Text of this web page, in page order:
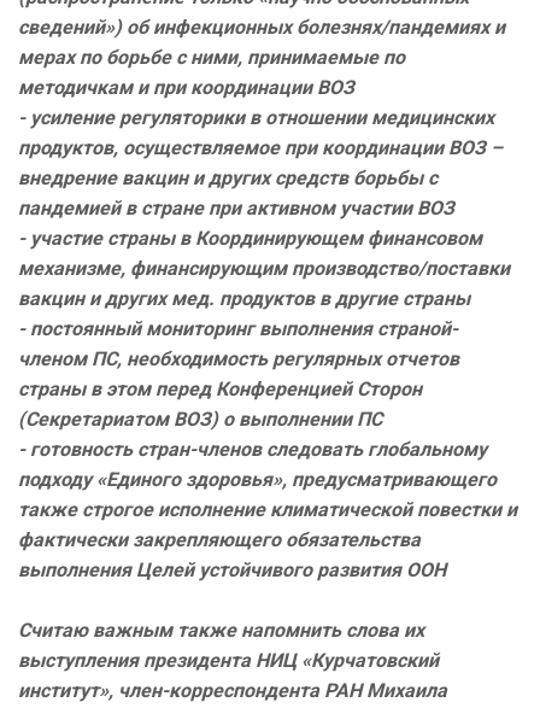
сведений») об инфекционных болезнях/пандемиях и
мерах по борьбе с ними, принимаемые по
методичкам и при координации ВОЗ
- усиление регуляторики в отношении медицинских
продуктов, осуществляемое при координации ВОЗ –
внедрение вакцин и других средств борьбы с
пандемией в стране при активном участии ВОЗ
- участие страны в Координирующем финансовом
механизме, финансирующим производство/поставки
вакцин и других мед. продуктов в другие страны
- постоянный мониторинг выполнения страной-
членом ПС, необходимость регулярных отчетов
страны в этом перед Конференцией Сторон
(Секретариатом ВОЗ) о выполнении ПС
- готовность стран-членов следовать глобальному
подходу «Единого здоровья», предусматривающего
также строгое исполнение климатической повестки и
фактически закрепляющего обязательства
выполнения Целей устойчивого развития ООН
Считаю важным также напомнить слова их
выступления президента НИЦ «Курчатовский
институт», член-корреспондента РАН Михаила